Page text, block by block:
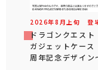
2026年8 月 上旬 登
ドラゴンクエス
ガジェットケー
周年記念デザイン